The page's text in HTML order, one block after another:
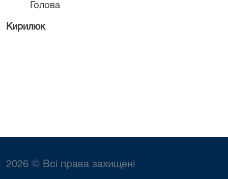
Голова
Кирилюк
2026 © Всі права захищені